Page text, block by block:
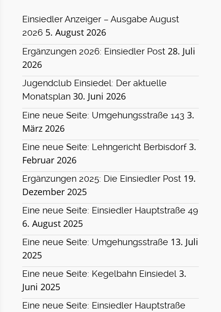
Einsiedler Anzeiger – Ausgabe August
2026 5. August 2026
Ergänzungen 2026: Einsiedler Post 28. Juli
2026
Jugendclub Einsiedel: Der aktuelle
Monatsplan 30. Juni 2026
Eine neue Seite: Umgehungsstraße 143 3.
März 2026
Eine neue Seite: Lehngericht Berbisdorf 3.
Februar 2026
Ergänzungen 2025: Die Einsiedler Post 19.
Dezember 2025
Eine neue Seite: Einsiedler Hauptstraße 49
6. August 2025
Eine neue Seite: Umgehungsstraße 13. Juli
2025
Eine neue Seite: Kegelbahn Einsiedel 3.
Juni 2025
Eine neue Seite: Einsiedler Hauptstraße